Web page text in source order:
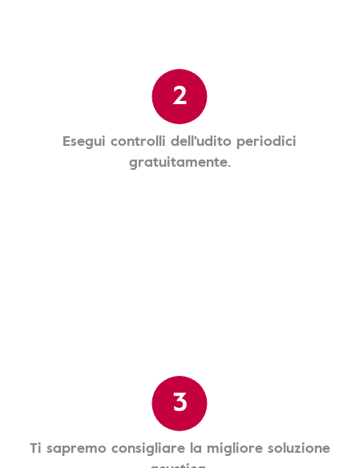
2
Esegui controlli dell'udito periodici
gratuitamente.
3
Ti sapremo consigliare la migliore soluzione